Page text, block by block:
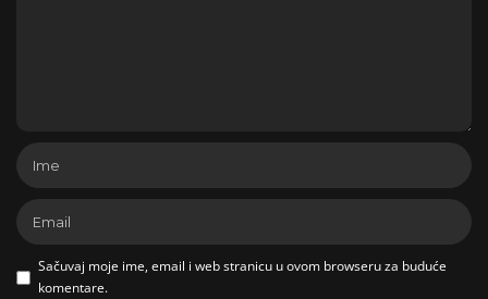
Sačuvaj moje ime, email i web stranicu u ovom browseru za buduće
komentare.